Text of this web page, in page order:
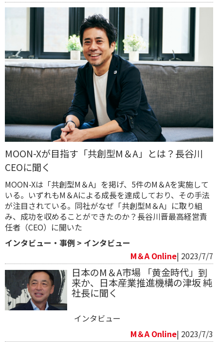
MOON-Xが目指す「共創型M＆A」とは？長谷川
CEOに聞く
MOON-Xは「共創型M＆A」を掲げ、5件のM＆Aを実施して
いる。いずれもM＆Aによる成長を達成しており、その手法
が注目されている。同社がなぜ「共創型M＆A」に取り組
み、成功を収めることができたのか？長谷川晋最高経営責
任者（CEO）に聞いた
インタビュー・事例 > インタビュー
M＆A Online| 2023/7/7
日本のM＆A市場 「黄金時代」到
来か、日本産業推進機構の津坂 純
社長に聞く
インタビュー
M＆A Online| 2023/7/3